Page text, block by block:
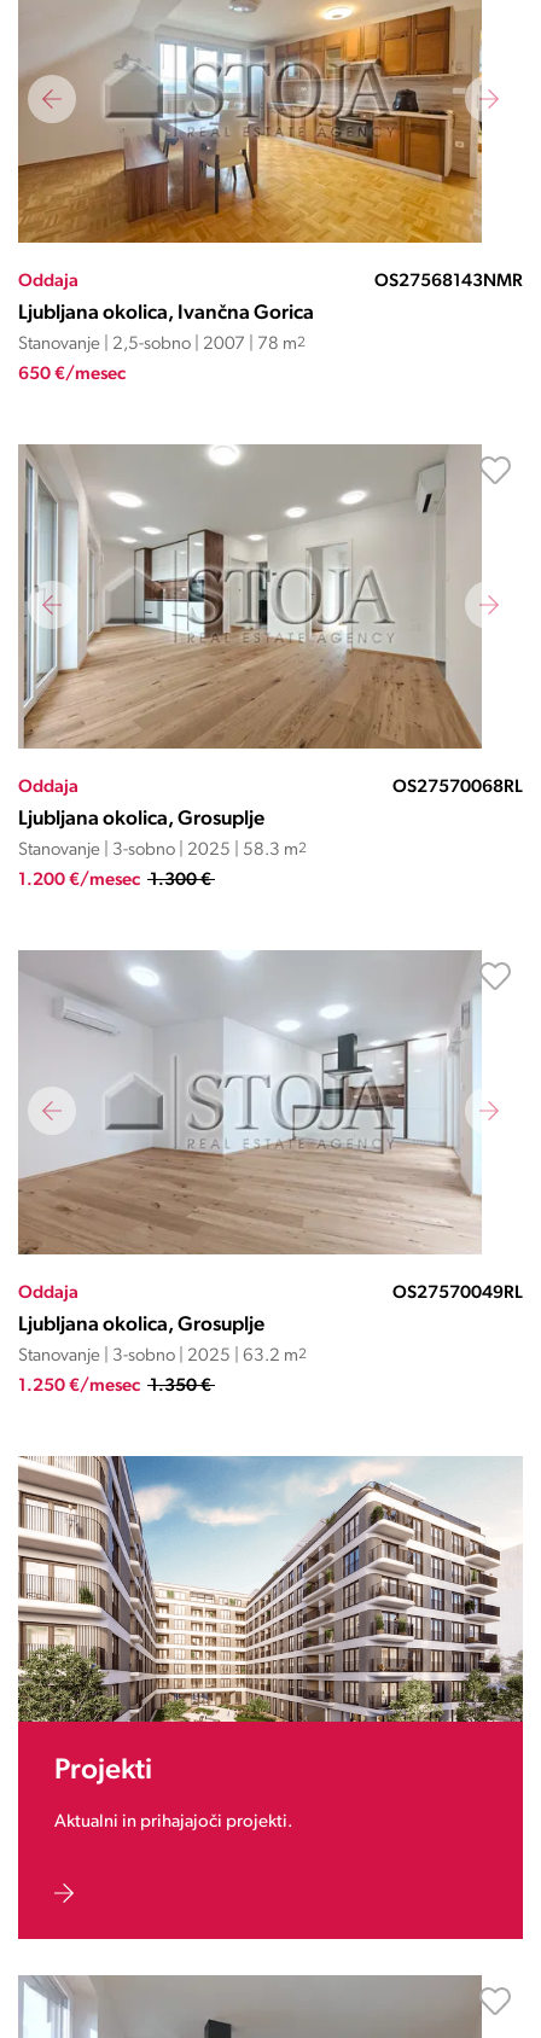
Oddaja OS27568143NMR
Ljubljana okolica, Ivančna Gorica
Stanovanje | 2,5-sobno | 2007 | 78 m2
650 €/mesec
Oddaja OS27570068RL
Ljubljana okolica, Grosuplje
Stanovanje | 3-sobno | 2025 | 58.3 m2
1.200 €/mesec 1.300 €
Oddaja OS27570049RL
Ljubljana okolica, Grosuplje
Stanovanje | 3-sobno | 2025 | 63.2 m2
1.250 €/mesec 1.350 €
Projekti
Aktualni in prihajajoči projekti.